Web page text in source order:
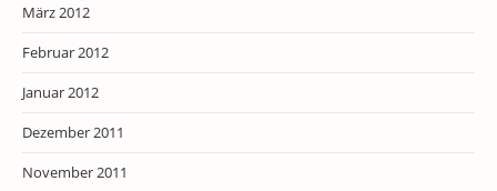
März 2012
Februar 2012
Januar 2012
Dezember 2011
November 2011